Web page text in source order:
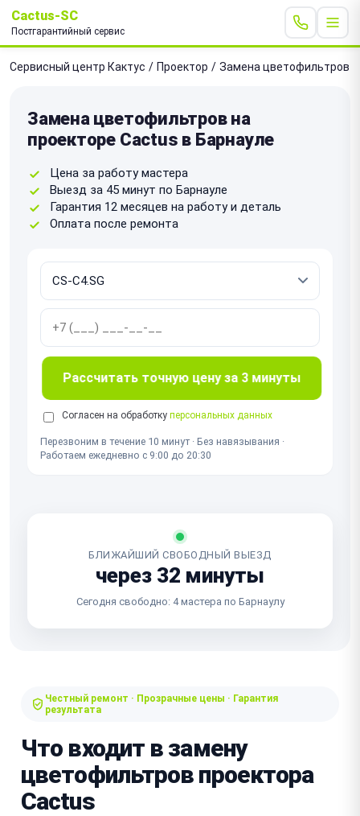
Cactus-SC
Постгарантийный сервис
Сервисный центр Кактус / Проектор / Замена цветофильтров
Замена цветофильтров на
проекторе Cactus в Барнауле
Цена за работу мастера
Выезд за 45 минут по Барнауле
Гарантия 12 месяцев на работу и деталь
Оплата после ремонта
Рассчитать точную цену за 3 минуты
Согласен на обработку персональных данных
Перезвоним в течение 10 минут · Без навязывания ·
Работаем ежедневно с 9:00 до 20:30
БЛИЖАЙШИЙ СВОБОДНЫЙ ВЫЕЗД
через 32 минуты
Сегодня свободно: 4 мастера по Барнаулу
Честный ремонт · Прозрачные цены · Гарантия
результата
Что входит в замену
цветофильтров проектора
Cactus